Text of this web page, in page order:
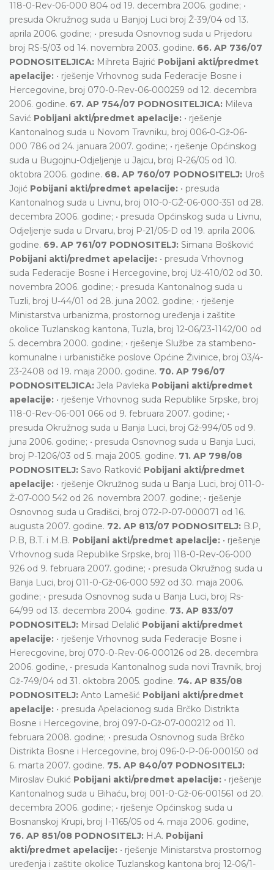
118-0-Rev-06-000 804 od 19. decembra 2006. godine; •
presuda Okružnog suda u Banjoj Luci broj Ž-39/04 od 13.
aprila 2006. godine; • presuda Osnovnog suda u Prijedoru
broj RS-5/03 od 14. novembra 2003. godine. 66. AP 736/07
PODNOSITELJICA: Mihreta Bajrić Pobijani akti/predmet
apelacije: • rješenje Vrhovnog suda Federacije Bosne i
Hercegovine, broj 070-0-Rev-06-000259 od 12. decembra
2006. godine. 67. AP 754/07 PODNOSITELJICA: Mileva
Savić Pobijani akti/predmet apelacije: • rješenje
Kantonalnog suda u Novom Travniku, broj 006-0-Gž-06-
000 786 od 24. januara 2007. godine; • rješenje Općinskog
suda u Bugojnu-Odjeljenje u Jajcu, broj R-26/05 od 10.
oktobra 2006. godine. 68. AP 760/07 PODNOSITELJ: Uroš
Jojić Pobijani akti/predmet apelacije: • presuda
Kantonalnog suda u Livnu, broj 010-0-GŽ-06-000-351 od 28.
decembra 2006. godine; • presuda Općinskog suda u Livnu,
Odjeljenje suda u Drvaru, broj P-21/05-D od 19. aprila 2006.
godine. 69. AP 761/07 PODNOSITELJ: Simana Bošković
Pobijani akti/predmet apelacije: • presuda Vrhovnog
suda Federacije Bosne i Hercegovine, broj Už-410/02 od 30.
novembra 2006. godine; • presuda Kantonalnog suda u
Tuzli, broj U-44/01 od 28. juna 2002. godine; • rješenje
Ministarstva urbanizma, prostornog uređenja i zaštite
okolice Tuzlanskog kantona, Tuzla, broj 12-06/23-1142/00 od
5. decembra 2000. godine; • rješenje Službe za stambeno-
komunalne i urbanističke poslove Općine Živinice, broj 03/4-
23-2408 od 19. maja 2000. godine. 70. AP 796/07
PODNOSITELJICA: Jela Pavleka Pobijani akti/predmet
apelacije: • rješenje Vrhovnog suda Republike Srpske, broj
118-0-Rev-06-001 066 od 9. februara 2007. godine; •
presuda Okružnog suda u Banja Luci, broj Gž-994/05 od 9.
juna 2006. godine; • presuda Osnovnog suda u Banja Luci,
broj P-1206/03 od 5. maja 2005. godine. 71. AP 798/08
PODNOSITELJ: Savo Ratković Pobijani akti/predmet
apelacije: • rješenje Okružnog suda u Banja Luci, broj 011-0-
Ž-07-000 542 od 26. novembra 2007. godine; • rješenje
Osnovnog suda u Gradišci, broj 072-P-07-000071 od 16.
augusta 2007. godine. 72. AP 813/07 PODNOSITELJ: B.P,
P.B, B.T. i M.B. Pobijani akti/predmet apelacije: • rješenje
Vrhovnog suda Republike Srpske, broj 118-0-Rev-06-000
926 od 9. februara 2007. godine; • presuda Okružnog suda u
Banja Luci, broj 011-0-Gž-06-000 592 od 30. maja 2006.
godine; • presuda Osnovnog suda u Banja Luci, broj Rs-
64/99 od 13. decembra 2004. godine. 73. AP 833/07
PODNOSITELJ: Mirsad Delalić Pobijani akti/predmet
apelacije: • rješenje Vrhovnog suda Federacije Bosne i
Herecgovine, broj 070-0-Rev-06-000126 od 28. decembra
2006. godine, • presuda Kantonalnog suda novi Travnik, broj
Gž-749/04 od 31. oktobra 2005. godine. 74. AP 835/08
PODNOSITELJ: Anto Lamešić Pobijani akti/predmet
apelacije: • presuda Apelacionog suda Brčko Distrikta
Bosne i Hercegovine, broj 097-0-Gž-07-000212 od 11.
februara 2008. godine; • presuda Osnovnog suda Brčko
Distrikta Bosne i Hercegovine, broj 096-0-P-06-000150 od
6. marta 2007. godine. 75. AP 840/07 PODNOSITELJ:
Miroslav Đukić Pobijani akti/predmet apelacije: • rješenje
Kantonalnog suda u Bihaću, broj 001-0-Gž-06-001561 od 20.
decembra 2006. godine; • rješenje Općinskog suda u
Bosnanskoj Krupi, broj I-1165/05 od 4. maja 2006. godine,
76. AP 851/08 PODNOSITELJ: H.A. Pobijani
akti/predmet apelacije: • rješenje Ministarstva prostornog
uređenja i zaštite okolice Tuzlanskog kantona broj 12-06/1-